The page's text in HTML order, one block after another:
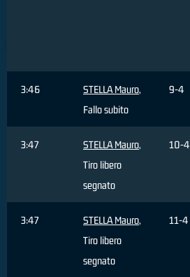
3:46 STELLA Mauro,
Fallo subito
9-4
3:47 STELLA Mauro,
Tiro libero
segnato
10-4
3:47 STELLA Mauro,
Tiro libero
segnato
11-4